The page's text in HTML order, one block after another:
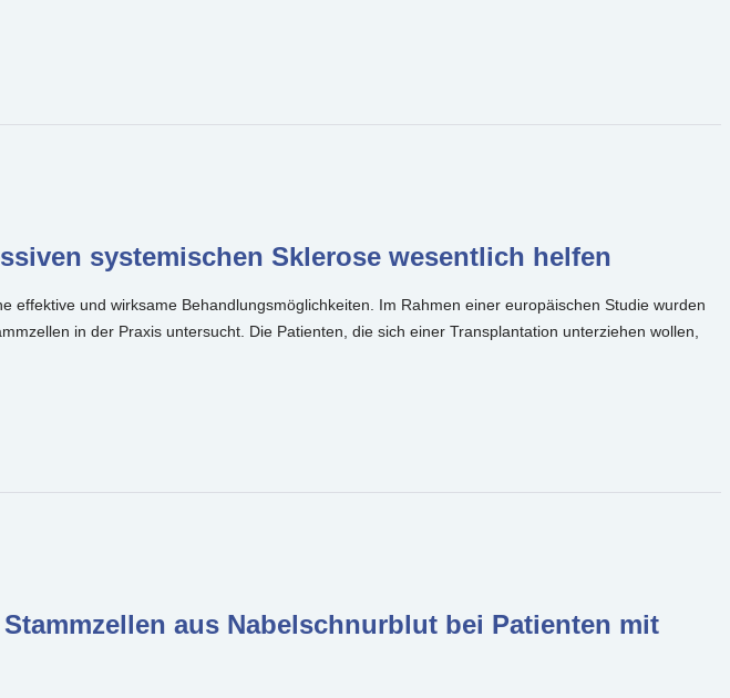
systemischen Sklerose wesentlich helfen
und wirksame Behandlungsmöglichkeiten. Im Rahmen einer europäischen Studie wurden
in der Praxis untersucht. Die Patienten, die sich einer Transplantation unterziehen wollen,
aus Nabelschnurblut bei Patienten mit